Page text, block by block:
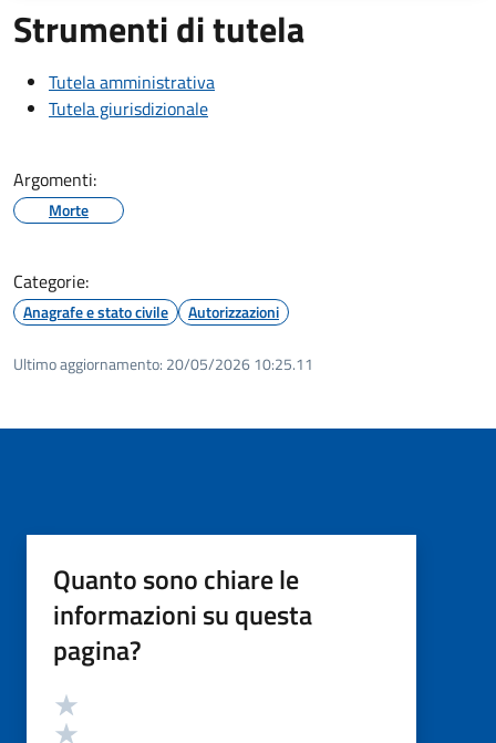
Strumenti di tutela
Tutela amministrativa
Tutela giurisdizionale
Argomenti:
Morte
Categorie:
Anagrafe e stato civile Autorizzazioni
Ultimo aggiornamento: 20/05/2026 10:25.11
Quanto sono chiare le
informazioni su questa
pagina?
Valutazione